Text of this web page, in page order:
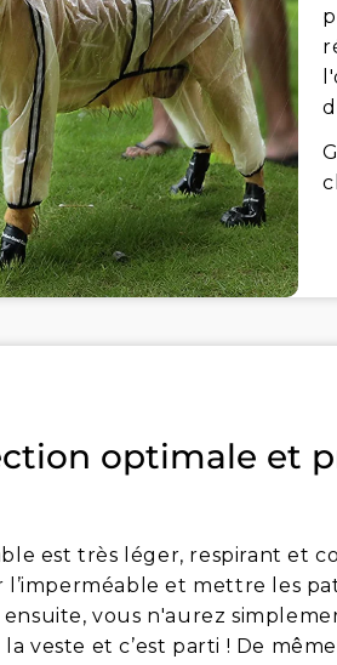
optimale et
est très léger, respirant et
et mettre les
ensuite, vous n'aurez
veste et c’est parti ! De